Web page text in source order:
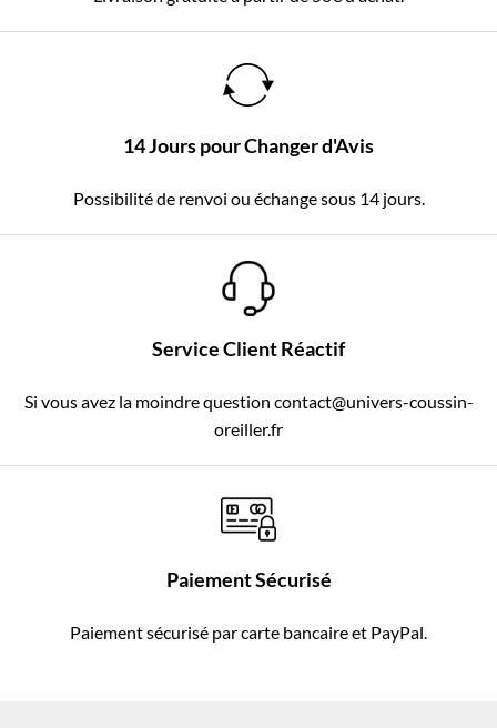
14 Jours pour Changer d'Avis
Possibilité de renvoi ou échange sous 14 jours.
Service Client Réactif
Si vous avez la moindre question contact@univers-coussin-
oreiller.fr
Paiement Sécurisé
Paiement sécurisé par carte bancaire et PayPal.